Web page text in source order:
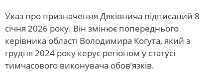
Указ про призначення Дяківнича підписаний 8
січня 2026 року. Він змінює попереднього
керівника області Володимира Когута, який з
грудня 2024 року керує регіоном у статусі
тимчасового виконувача обов’язків.